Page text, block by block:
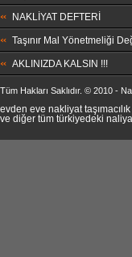
NAKLİYAT DEFTERİ
Taşınır Mal Yönetmeliği
AKLINIZDA KALSIN !!!
Tüm Hakları Saklıdır. © 2010 -
evden eve nakliyat
ve diğer tüm türkiyedeki